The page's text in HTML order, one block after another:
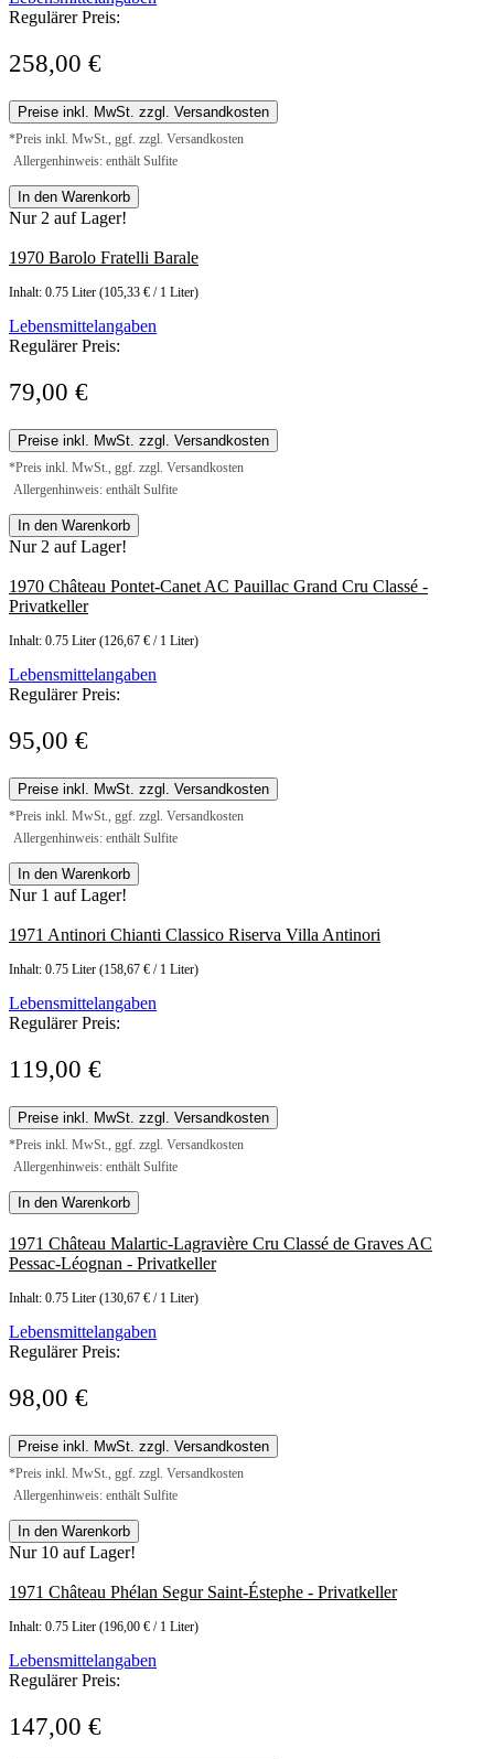
Regulärer Preis:
258,00 €
Preise inkl. MwSt. zzgl. Versandkosten
*Preis inkl. MwSt., ggf. zzgl. Versandkosten
Allergenhinweis: enthält Sulfite
In den Warenkorb
Nur 2 auf Lager!
1970 Barolo Fratelli Barale
Inhalt: 0.75 Liter (105,33 € / 1 Liter)
Lebensmittelangaben
Regulärer Preis:
79,00 €
Preise inkl. MwSt. zzgl. Versandkosten
*Preis inkl. MwSt., ggf. zzgl. Versandkosten
Allergenhinweis: enthält Sulfite
In den Warenkorb
Nur 2 auf Lager!
1970 Château Pontet-Canet AC Pauillac Grand Cru Classé -
Privatkeller
Inhalt: 0.75 Liter (126,67 € / 1 Liter)
Lebensmittelangaben
Regulärer Preis:
95,00 €
Preise inkl. MwSt. zzgl. Versandkosten
*Preis inkl. MwSt., ggf. zzgl. Versandkosten
Allergenhinweis: enthält Sulfite
In den Warenkorb
Nur 1 auf Lager!
1971 Antinori Chianti Classico Riserva Villa Antinori
Inhalt: 0.75 Liter (158,67 € / 1 Liter)
Lebensmittelangaben
Regulärer Preis:
119,00 €
Preise inkl. MwSt. zzgl. Versandkosten
*Preis inkl. MwSt., ggf. zzgl. Versandkosten
Allergenhinweis: enthält Sulfite
In den Warenkorb
1971 Château Malartic-Lagravière Cru Classé de Graves AC
Pessac-Léognan - Privatkeller
Inhalt: 0.75 Liter (130,67 € / 1 Liter)
Lebensmittelangaben
Regulärer Preis:
98,00 €
Preise inkl. MwSt. zzgl. Versandkosten
*Preis inkl. MwSt., ggf. zzgl. Versandkosten
Allergenhinweis: enthält Sulfite
In den Warenkorb
Nur 10 auf Lager!
1971 Château Phélan Segur Saint-Éstephe - Privatkeller
Inhalt: 0.75 Liter (196,00 € / 1 Liter)
Lebensmittelangaben
Regulärer Preis:
147,00 €